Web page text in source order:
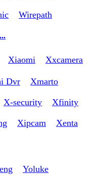
Wirepath
...
Xiaomi Xxcamera
Dvr Xmarto
X-security Xfinity
Xipcam Xenta
Yoluke